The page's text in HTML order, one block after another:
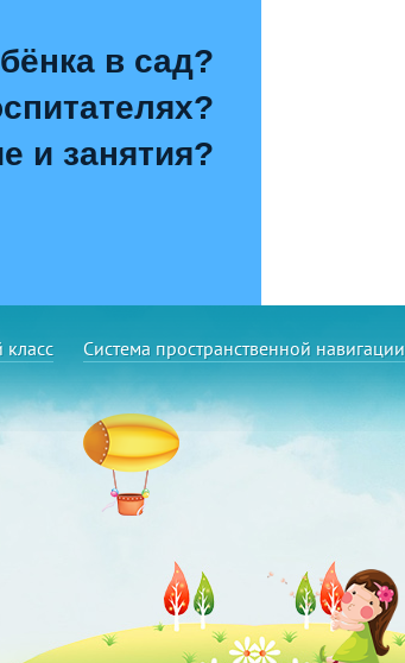
в сад?
и занятия?
Система пространственной навигации